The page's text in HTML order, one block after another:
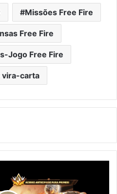
Missões Free Fire
Free Fire
Jogo Free Fire
carta